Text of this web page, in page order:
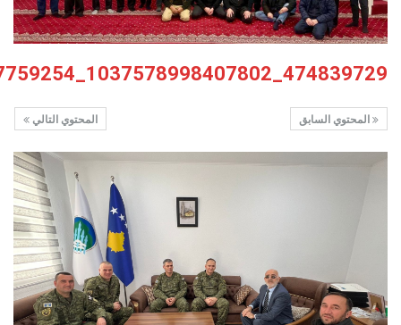
474839729_1037578998407802_9087094196587759254_n
المحتوي التالي المحتوي السابق